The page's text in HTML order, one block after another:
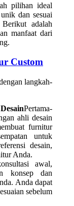
pilihan ideal
dan sesuai
adalah
manfaat dari
Custom
langkah-
Pertama-
ahli desain
furnitur
untuk
desain,
Anda.
awal,
konsep dan
Anda dapat
sebelum